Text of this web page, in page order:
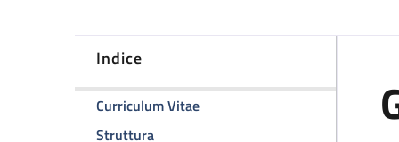
Indice
Curriculum Vitaedella pagina Gianluigi Pinelli
Strutturadella pagina Gianluigi Pinelli